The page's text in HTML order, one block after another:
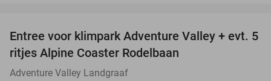
17%
Entree voor klimpark Adventure Valley + evt. 5
ritjes Alpine Coaster Rodelbaan
Adventure Valley Landgraaf